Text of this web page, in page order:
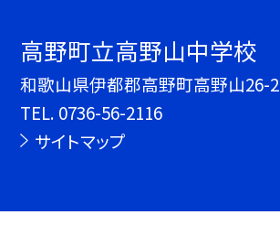
高野町立高野山中学校
和歌山県伊都郡高野町高野山26-2
TEL. 0736-56-2116
サイトマップ